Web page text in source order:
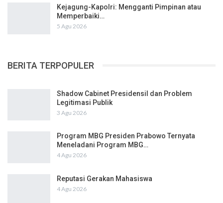
Kejagung-Kapolri: Mengganti Pimpinan atau
Memperbaiki…
5 Agu 2026
BERITA TERPOPULER
Shadow Cabinet Presidensil dan Problem
Legitimasi Publik
3 Agu 2026
Program MBG Presiden Prabowo Ternyata
Meneladani Program MBG…
4 Agu 2026
Reputasi Gerakan Mahasiswa
4 Agu 2026